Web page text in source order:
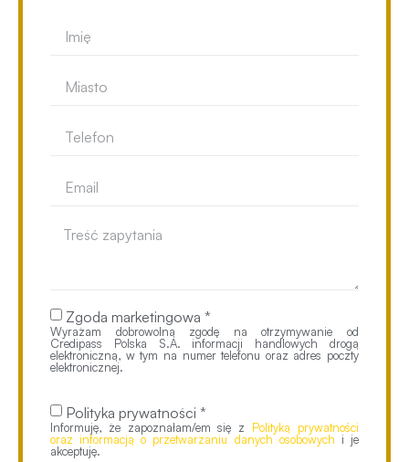
Zgoda marketingowa *
Wyrażam dobrowolną zgodę na otrzymywanie od
Credipass Polska S.A. informacji handlowych drogą
elektroniczną, w tym na numer telefonu oraz adres poczty
elektronicznej.
Polityka prywatności *
Informuję, że zapoznałam/em się z Polityką prywatności
oraz informacją o przetwarzaniu danych osobowych i je
akceptuję.